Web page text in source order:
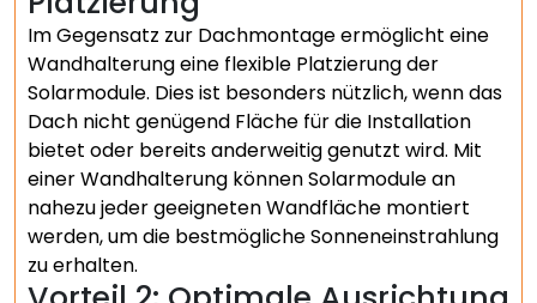
Im Gegensatz zur Dachmontage ermöglicht eine
Wandhalterung eine flexible Platzierung der
Solarmodule. Dies ist besonders nützlich, wenn das
Dach nicht genügend Fläche für die Installation
bietet oder bereits anderweitig genutzt wird. Mit
einer Wandhalterung können Solarmodule an
nahezu jeder geeigneten Wandfläche montiert
werden, um die bestmögliche Sonneneinstrahlung
zu erhalten.